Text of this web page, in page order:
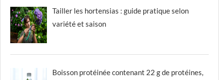
Tailler les hortensias : guide pratique selon
variété et saison
Boisson protéinée contenant 22 g de protéines,